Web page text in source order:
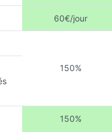
60€/jour
150%
150%